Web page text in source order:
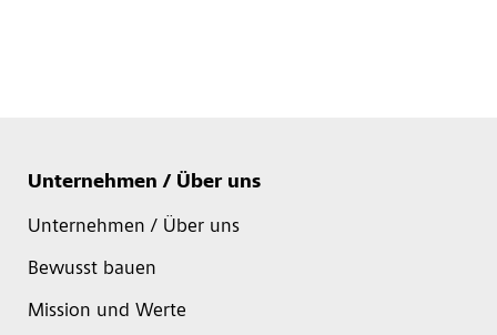
Unternehmen / Über uns
Unternehmen / Über uns
Bewusst bauen
Mission und Werte